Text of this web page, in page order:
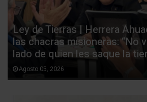
Ley de Tierras | Herrera
las chacras misioneras: “No
lado de quien les saque la
Agosto 05, 2026